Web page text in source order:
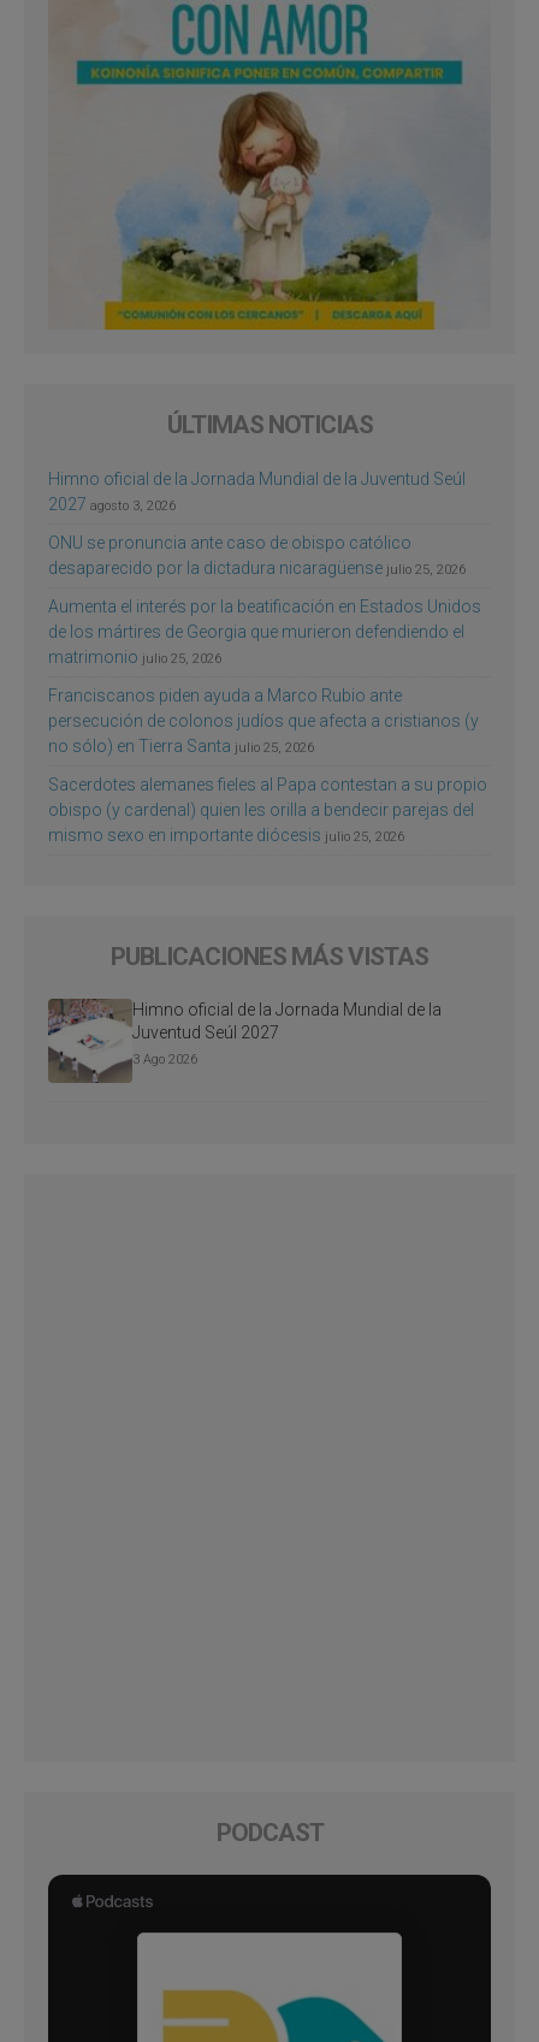
ÚLTIMAS NOTICIAS
Himno oficial de la Jornada Mundial de la Juventud Seúl
2027 agosto 3, 2026
ONU se pronuncia ante caso de obispo católico
desaparecido por la dictadura nicaragüense julio 25, 2026
Aumenta el interés por la beatificación en Estados Unidos
de los mártires de Georgia que murieron defendiendo el
matrimonio julio 25, 2026
Franciscanos piden ayuda a Marco Rubio ante
persecución de colonos judíos que afecta a cristianos (y
no sólo) en Tierra Santa julio 25, 2026
Sacerdotes alemanes fieles al Papa contestan a su propio
obispo (y cardenal) quien les orilla a bendecir parejas del
mismo sexo en importante diócesis julio 25, 2026
PUBLICACIONES MÁS VISTAS
Himno oficial de la Jornada Mundial de la
Juventud Seúl 2027
3 Ago 2026
PODCAST